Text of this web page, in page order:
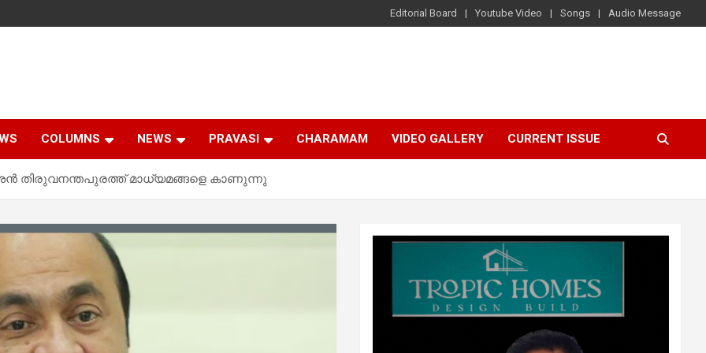
Editorial Board Youtube Video Songs Audio Message
COLUMNS NEWS PRAVASI CHARAMAM VIDEO GALLERY CURRENT ISSUE
തിരുവനന്തപുരത്ത് മാധ്യമങ്ങളെ കാണുന്നു